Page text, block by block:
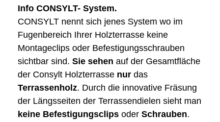
Info CONSYLT- System.
CONSYLT nennt sich jenes System wo im
Fugenbereich Ihrer Holzterrasse keine
Montageclips oder Befestigungsschrauben
sichtbar sind. Sie sehen auf der Gesamtfläche
der Consylt Holzterrasse nur das
Terrassenholz. Durch die innovative Fräsung
der Längsseiten der Terrassendielen sieht man
keine Befestigungsclips oder Schrauben.